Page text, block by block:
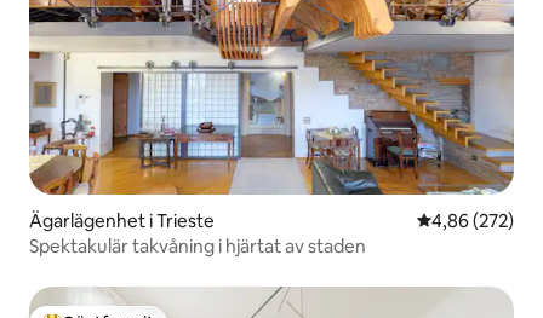
Ägarlägenhet i Trieste 4,86 av 5 i
4,86 (272)
Spektakulär takvåning i hjärtat av staden